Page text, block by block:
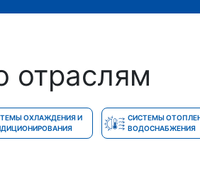
отраслям
ОХЛАЖДЕНИЯ И
СИСТЕМЫ
ВОДОСНАБЖЕНИЯ